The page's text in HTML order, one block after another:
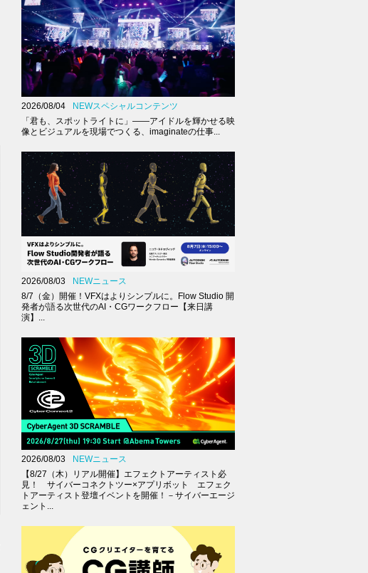
2026/08/04
NEWスペシャルコンテンツ
「君も、スポットライトに」――アイドルを輝かせる映
像とビジュアルを現場でつくる、imaginateの仕事...
2026/08/03
NEWニュース
8/7（金）開催！VFXはよりシンプルに。Flow Studio 開
発者が語る次世代のAI・CGワークフロー【来日講
演】...
2026/08/03
NEWニュース
【8/27（木）リアル開催】エフェクトアーティスト必
見！ サイバーコネクトツー×アプリボット エフェク
トアーティスト登壇イベントを開催！－サイバーエージ
ェント...